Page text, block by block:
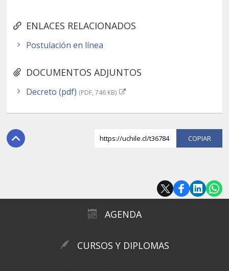
ENLACES RELACIONADOS
Postulación en línea
DOCUMENTOS ADJUNTOS
Decreto (pdf) (PDF, 746 KB)
https://uchile.cl/t36784
AGENDA
CURSOS Y DIPLOMAS